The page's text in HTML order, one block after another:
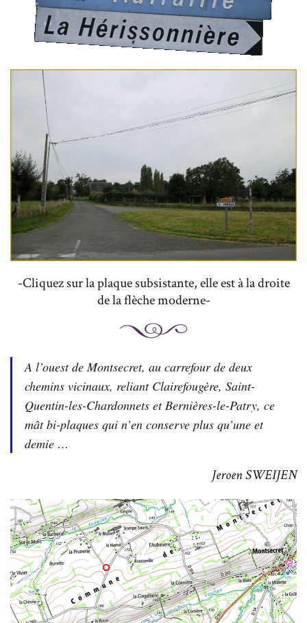
-Cliquez sur la plaque subsistante, elle est à la droite
de la flèche moderne-
A l’ouest de Montsecret, au carrefour de deux
chemins vicinaux, reliant Clairefougère, Saint-
Quentin-les-Chardonnets et Bernières-le-Patry, ce
mât bi-plaques qui n’en conserve plus qu’une et
demie …
Jeroen SWEIJEN